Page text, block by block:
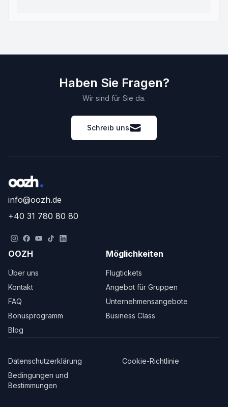
Haben Sie Fragen?
Wir sind für Sie da.
Schreib uns
info@oozh.de
+40 31 780 80 80
OOZH
Über uns
Kontakt
FAQ
Bonusprogramm
Blog
Möglichkeiten
Flugtickets
Angebot für Gruppen
Unternehmensangebote
Business Class
Datenschutzerklärung
Cookie-Richtlinie
Bedingungen und
Bestimmungen